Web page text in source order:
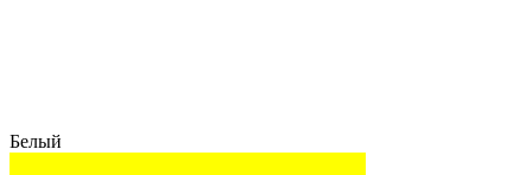
Белый